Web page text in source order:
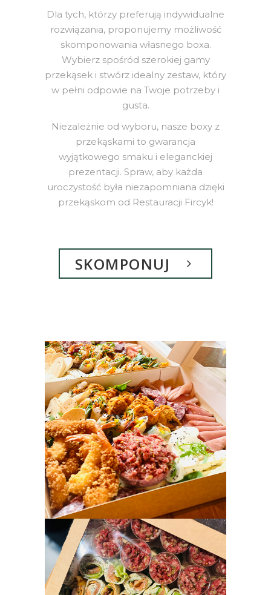
Dla tych, którzy preferują indywidualne
rozwiązania, proponujemy możliwość
skomponowania własnego boxa.
Wybierz spośród szerokiej gamy
przekąsek i stwórz idealny zestaw, który
w pełni odpowie na Twoje potrzeby i
gusta.
Niezależnie od wyboru, nasze boxy z
przekąskami to gwarancja
wyjątkowego smaku i eleganckiej
prezentacji. Spraw, aby każda
uroczystość była niezapomniana dzięki
przekąskom od Restauracji Fircyk!
SKOMPONUJ